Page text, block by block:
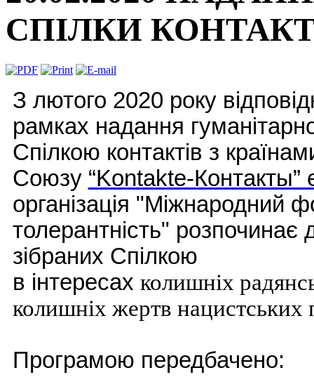
СПІЛКИ
З лютого 2020 року
рамках надання
Спілкою контактів з
Союзу “Kontakte-Контакты”
організація "Міжнародний
толерантність" розпочинає
зібраних Спілкою
в інтересах колишніх
колишніх жертв нацистських
Програмою передбачено: